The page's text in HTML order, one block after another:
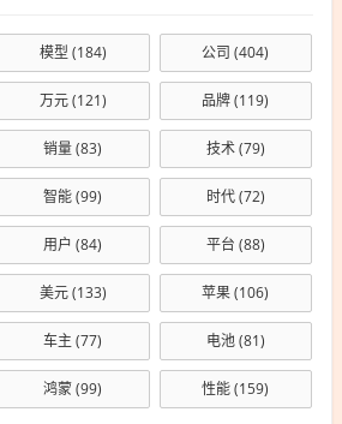
模型 (184) 公司 (404)
万元(121) 品牌(119)
销量(83) 技术(79)
智能(99) 时代(72)
用户 (84) 平台 (88)
美元(133) 苹果(106)
车主 (77) 电池(81)
鸿蒙(99) 性能(159)